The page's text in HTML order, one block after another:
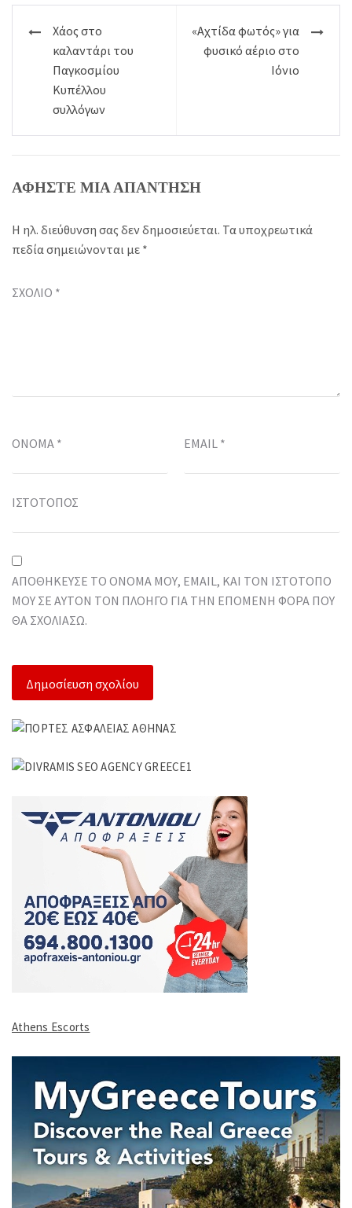
Πλοήγηση
άρθρων
Χάος στο
καλαντάρι του
Παγκοσμίου
Κυπέλλου
συλλόγων
«Αχτίδα φωτός» για
φυσικό αέριο στο
Ιόνιο
ΑΦΉΣΤΕ ΜΙΑ ΑΠΆΝΤΗΣΗ
Η ηλ. διεύθυνση σας δεν δημοσιεύεται. Τα υποχρεωτικά
πεδία σημειώνονται με *
ΣΧΌΛΙΟ *
ΌΝΟΜΑ * EMAIL *
ΙΣΤΌΤΟΠΟΣ
ΑΠΟΘΉΚΕΥΣΕ ΤΟ ΌΝΟΜΆ ΜΟΥ, EMAIL, ΚΑΙ ΤΟΝ ΙΣΤΌΤΟΠΟ
ΜΟΥ ΣΕ ΑΥΤΌΝ ΤΟΝ ΠΛΟΗΓΌ ΓΙΑ ΤΗΝ ΕΠΌΜΕΝΗ ΦΟΡΆ ΠΟΥ
ΘΑ ΣΧΟΛΙΆΣΩ.
Athens Escorts